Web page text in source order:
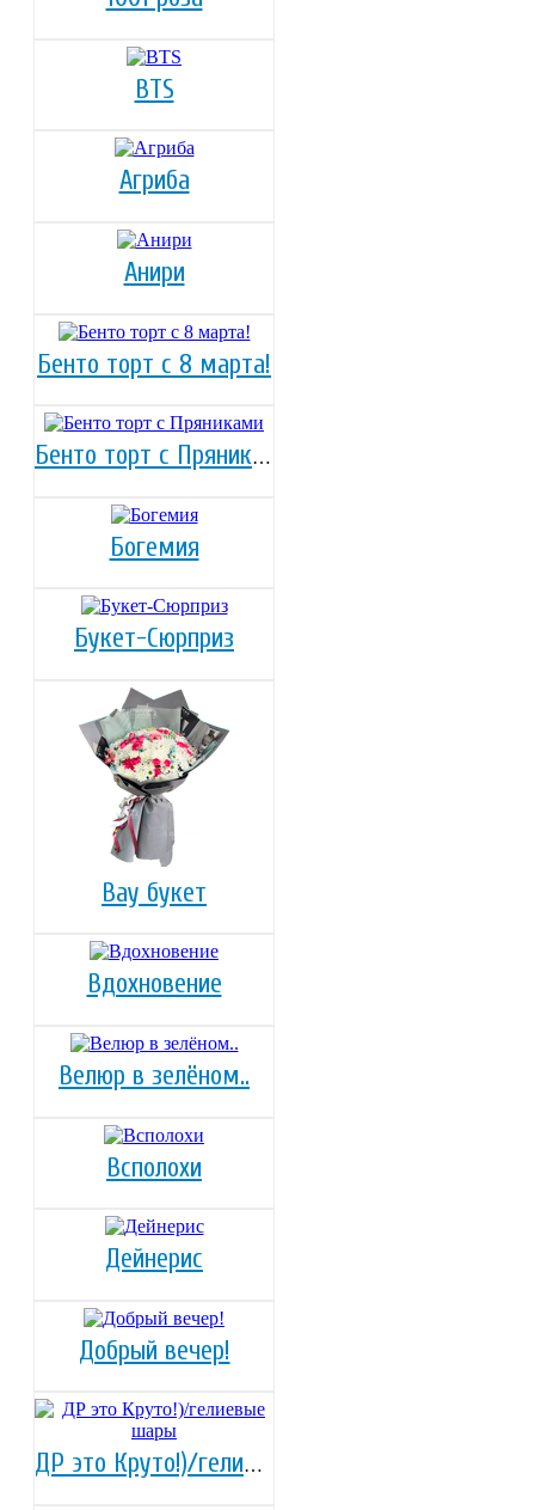
BTS
Агриба
Анири
Бенто торт с 8 марта!
Бенто торт с Пряниками
Богемия
Букет-Сюрприз
Вау букет
Вдохновение
Велюр в зелёном..
Всполохи
Дейнерис
Добрый вечер!
ДР это Круто!)/гелиевые шары